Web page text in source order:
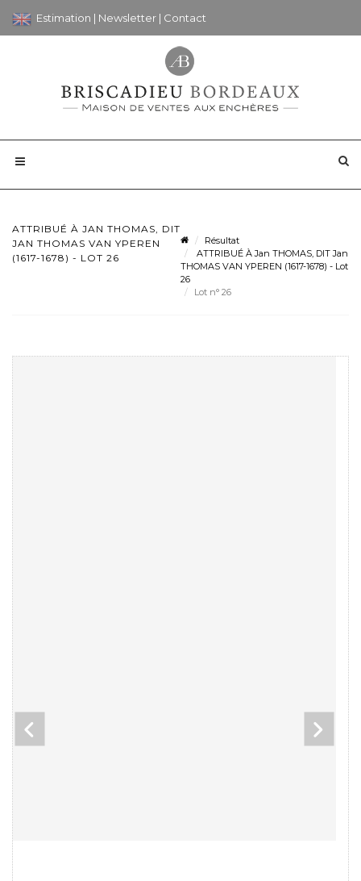
Estimation | Newsletter | Contact
ATTRIBUÉ À JAN THOMAS, DIT
JAN THOMAS VAN YPEREN
(1617-1678) - LOT 26
Résultat
ATTRIBUÉ À Jan THOMAS, DIT Jan
THOMAS VAN YPEREN (1617-1678) - Lot
26
Lot n° 26